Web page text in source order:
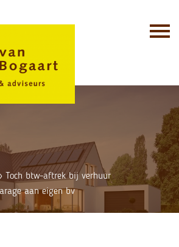
›Toch btw-aftrek bij verhuur
aan eigen bv